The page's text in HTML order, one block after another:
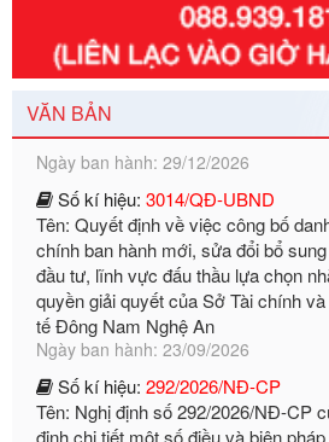
VĂN BẢN
351/2025/NĐ-CP
Tên: Nghị định số 351/2025/NĐ-CP
định chuẩn nghèo đa chiều quốc gia
Ngày ban hành: 29/12/2026
Số kí hiệu:3014/QĐ-UBND
Tên: Quyết định về việc công bố
chính ban hành mới, sửa đổi bổ sung
đầu tư, lĩnh vực đấu thầu lựa chọn
quyền giải quyết của Sở Tài chính và
tế Đông Nam Nghệ An
Ngày ban hành: 23/09/2026
Số kí hiệu: 292/2026/NĐ-CP
Tên: Nghị định số 292/2026/NĐ-CP
định chi tiết một số điều và biện pháp
dẫn thi hành Luật Quản lý ngoại
Ngày ban hành: 21/07/2026